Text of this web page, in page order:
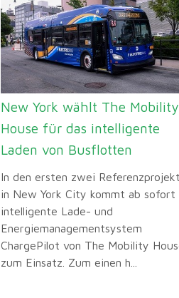
New York wählt The Mobility
House für das intelligente
Laden von Busflotten
In den ersten zwei
in New York City kommt ab sofort
intelligente Lade- und
Energiemanagementsystem
ChargePilot von The Mobility
zum Einsatz. Zum einen h...